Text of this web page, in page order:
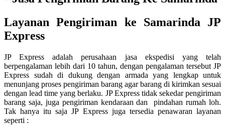
Layanan Pengiriman ke Samarinda JP
Express
JP Express adalah perusahaan jasa ekspedisi yang telah
berpengalaman lebih dari 10 tahun, dengan pengalaman tersebut JP
Express sudah di dukung dengan armada yang lengkap untuk
menunjang proses pengiriman barang agar barang di kirimkan sesuai
dengan lead time yang berlaku. JP Express tidak sekedar pengiriman
barang saja, juga pengiriman kendaraan dan pindahan rumah loh.
Tak hanya itu saja JP Express juga tersedia penawaran layanan
seperti :